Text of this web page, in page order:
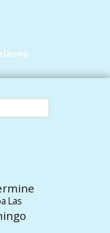
Las